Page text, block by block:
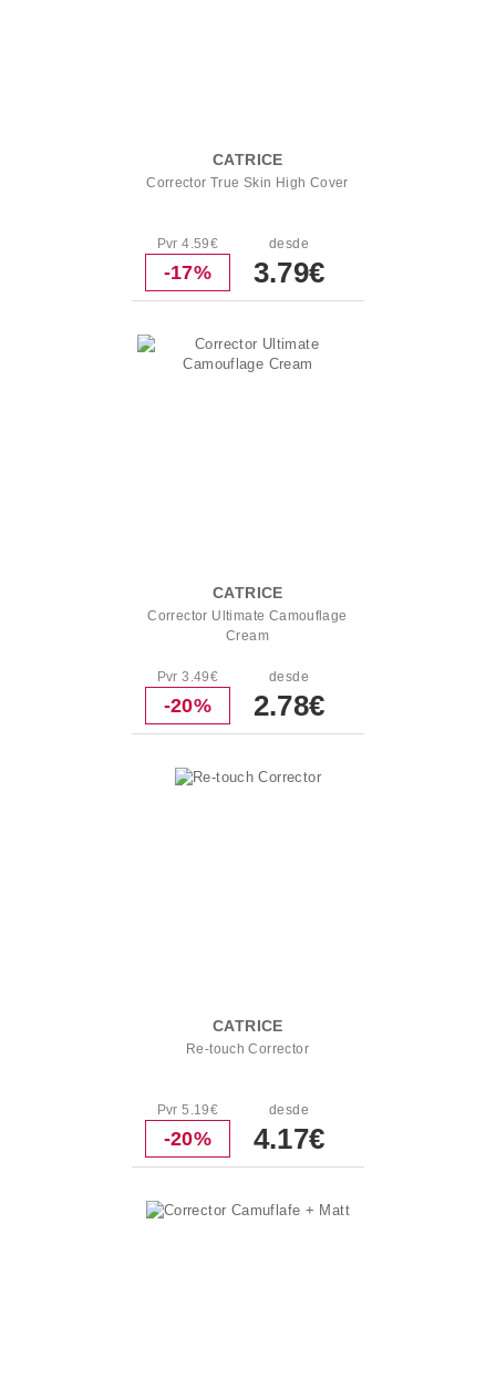
CATRICE
Corrector True Skin High Cover
Pvr 4.59€
-17%
desde
3.79€
CATRICE
Corrector Ultimate Camouflage
Cream
Pvr 3.49€
-20%
desde
2.78€
CATRICE
Re-touch Corrector
Pvr 5.19€
-20%
desde
4.17€